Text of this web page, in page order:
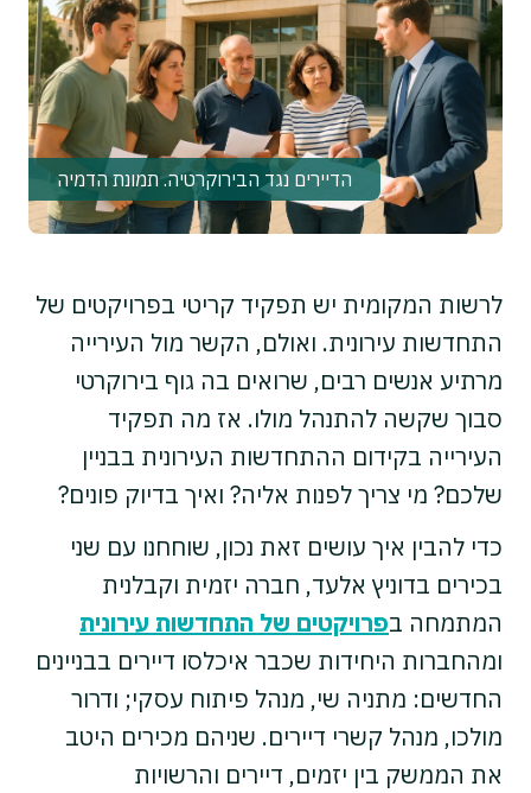
הדיירים נגד הבירוקרטיה. תמונת הדמיה
לרשות המקומית יש תפקיד קריטי בפרויקטים של
התחדשות עירונית. ואולם, הקשר מול העירייה
מרתיע אנשים רבים, שרואים בה גוף בירוקרטי
סבוך שקשה להתנהל מולו. אז מה תפקיד
העירייה בקידום ההתחדשות העירונית בבניין
שלכם? מי צריך לפנות אליה? ואיך בדיוק פונים?
כדי להבין איך עושים זאת נכון, שוחחנו עם שני
בכירים בדוניץ אלעד, חברה יזמית וקבלנית
המתמחה בפרויקטים של התחדשות עירונית
ומהחברות היחידות שכבר איכלסו דיירים בבניינים
החדשים: מתניה שי, מנהל פיתוח עסקי; ודרור
מולכו, מנהל קשרי דיירים. שניהם מכירים היטב
את הממשק בין יזמים, דיירים והרשויות